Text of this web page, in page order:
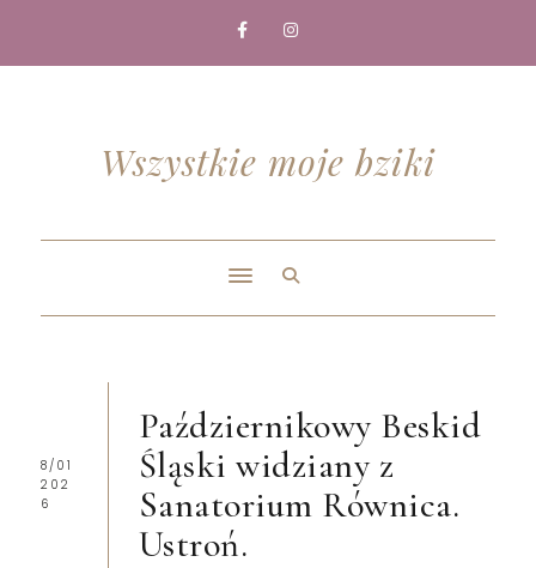
Wszystkie moje bziki
8/01
202
6
Październikowy Beskid
Śląski widziany z
Sanatorium Równica.
Ustroń.